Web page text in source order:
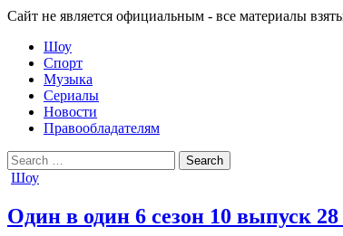
Сайт не является официальным - все материалы
Шоу
Спорт
Музыка
Сериалы
Новости
Правообладателям
Search
for:
Posted
Шоу
Один в один 6 сезон 10 выпуск